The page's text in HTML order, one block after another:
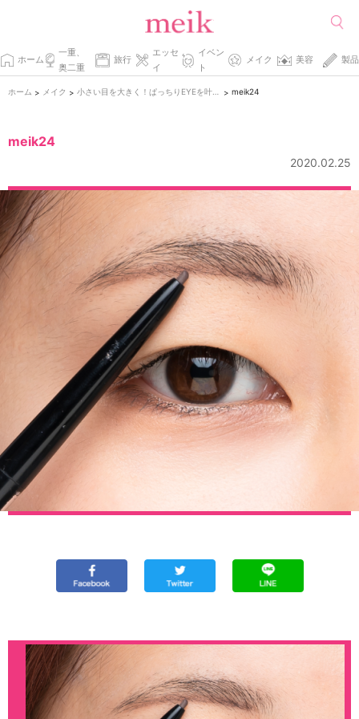
ホーム
一重、
奥二重
旅行
エッセ
イ
イベン
ト
メイク 美容 製品
ホーム > メイク > > meik24
meik24
2020.02.25